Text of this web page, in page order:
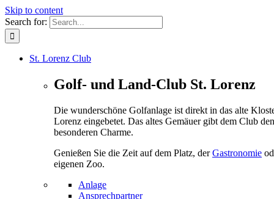
Skip to content
Search for:
St. Lorenz Club
Golf- und Land-Club St. Lorenz
Die wunderschöne Golfanlage ist direkt in das alte
Lorenz eingebetet. Das altes Gemäuer gibt dem Club
besonderen Charme.
Genießen Sie die Zeit auf dem Platz, derGastronomie
eigenen Zoo.
Anlage
Ansprechpartner